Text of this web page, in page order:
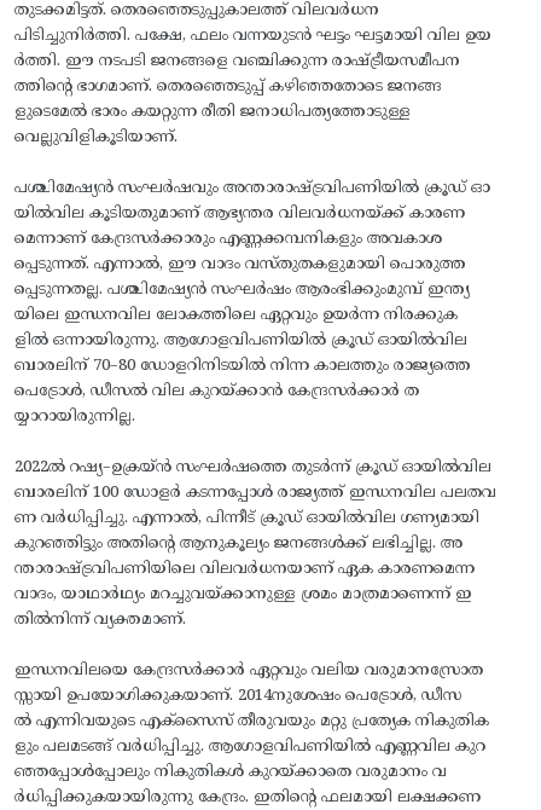
തുടക്കമിട്ടത്. തെരഞ്ഞെടുപ്പുകാലത്ത് വിലവര്‍ധന
പിടിച്ചുനിര്‍ത്തി. പക്ഷേ, ഫലം വന്നയുടന്‍ ഘട്ടം ഘട്ടമായി വില ഉയ
ര്‍ത്തി. ഇ‍ൗ നടപടി ജനങ്ങളെ വഞ്ചിക്കുന്ന രാഷ്‌ട്രീയസമീപന
ത്തിന്റെ ഭാഗമാണ്. തെരഞ്ഞെടുപ്പ് കഴിഞ്ഞതോടെ ജനങ്ങ
ളുടെമേല്‍ ഭാരം കയറ്റുന്ന രീതി ജനാധിപത്യത്തോടുള്ള
വെല്ലുവിളികൂടിയാണ്.
​പശ്ചിമേഷ്യൻ സംഘര്‍ഷവും അന്താരാഷ്‌ട്രവിപണിയിൽ ക്രൂഡ്‌ ഓ
യില്‍വില കൂടിയതുമാണ് ആഭ്യന്തര വിലവര്‍ധനയ്‌ക്ക്‌ കാരണ
മെന്നാണ് കേന്ദ്രസര്‍ക്കാരും എണ്ണക്കമ്പനികളും അവകാശ
പ്പെടുന്നത്. എന്നാല്‍, ഈ വാദം വസ്‌തുതകളുമായി പൊരുത്ത
പ്പെടുന്നതല്ല. പശ്ചിമേഷ്യന്‍ സംഘര്‍ഷം ആരംഭിക്കുംമുമ്പ് ഇന്ത്യ
യിലെ ഇന്ധനവില ലോകത്തിലെ ഏറ്റവും ഉയര്‍ന്ന നിരക്കുക
ളില്‍ ഒന്നായിരുന്നു. ആഗോളവിപണിയില്‍ ക്രൂഡ്‌ ഓയില്‍വില
ബാരലിന് 70–80 ഡോളറിനിടയില്‍ നിന്ന കാലത്തും രാജ്യത്തെ
പെട്രോള്‍, ഡീസല്‍ വില കുറയ്‌ക്കാന്‍ കേന്ദ്രസര്‍ക്കാര്‍ ത
യ്യാറായിരുന്നില്ല.
​2022ല്‍ റഷ്യ–ഉക്രയ്‌ന്‍ സംഘര്‍ഷത്തെ തുടര്‍ന്ന് ക്രൂഡ്‌ ഓയില്‍വില
ബാരലിന് 100 ഡോളര്‍ കടന്നപ്പോള്‍ രാജ്യത്ത് ഇന്ധനവില പലതവ
ണ വര്‍ധിപ്പിച്ചു. എന്നാല്‍, പിന്നീട് ക്രൂഡ്‌ ഓയില്‍വില ഗണ്യമായി
കുറഞ്ഞിട്ടും അതിന്റെ ആനുകൂല്യം ജനങ്ങള്‍ക്ക് ലഭിച്ചില്ല. അ
ന്താരാഷ്‌ട്രവിപണിയിലെ വിലവര്‍ധനയാണ് ഏക കാരണമെന്ന
വാദം, യാഥാര്‍ഥ്യം മറച്ചുവയ്‌ക്കാനുള്ള ശ്രമം മാത്രമാണെന്ന് ഇ
തില്‍നിന്ന് വ്യക്തമാണ്.
​ഇന്ധനവിലയെ കേന്ദ്രസര്‍ക്കാര്‍ ഏറ്റവും വലിയ വരുമാനസ്രോത
സ്സായി ഉപയോഗിക്കുകയാണ്. 2014നുശേഷം പെട്രോള്‍, ഡീസ
ല്‍ എന്നിവയുടെ എക്‌സൈസ് തീരുവയും മറ്റു പ്രത്യേക നികുതിക
ളും പലമടങ്ങ് വര്‍ധിപ്പിച്ചു. ആഗോളവിപണിയില്‍ എണ്ണവില കുറ
ഞ്ഞപ്പോള്‍പ്പോലും നികുതികള്‍ കുറയ്‌ക്കാതെ വരുമാനം വ
ര്‍ധിപ്പിക്കുകയായിരുന്നു കേന്ദ്രം. ഇതിന്റെ ഫലമായി ലക്ഷക്കണ